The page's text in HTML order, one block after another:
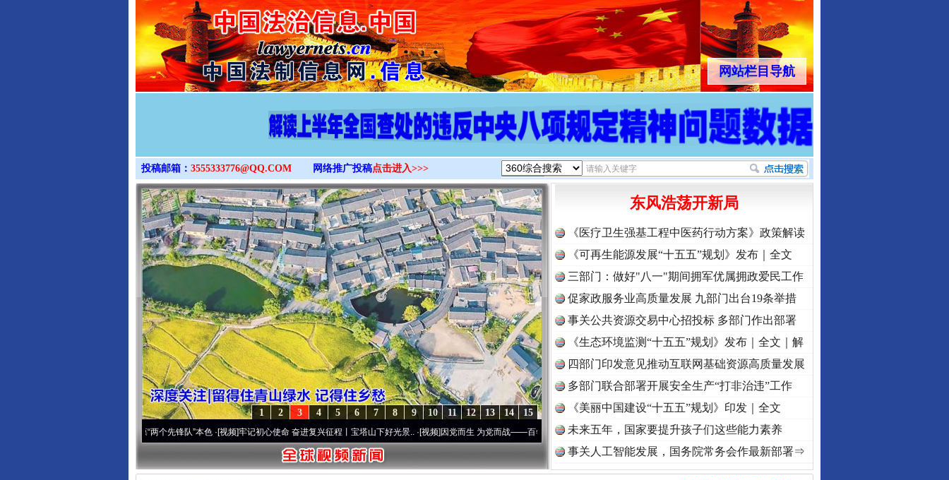
>
网站栏目导航
投稿邮箱： 3555333776@QQ.COM 网络推广投稿点击进入>>>
15
14
13
12
11
10
9
8
7
6
5
4
3
2
1
永葆“两个先锋队”本色·[视频]牢记初心使命 奋进复兴征程丨宝塔山下好光景..·[视频]因党而生 为党而战——百年“纪”事⑧加强纪律..·[视频]牢记初心使命 奋进复兴征程丨“转折之城”激荡..·[视频]
东风浩荡开新局
《医疗卫生强基工程中医药行动方案》政策解读
《可再生能源发展“十五五”规划》发布｜全文
三部门：做好"八一"期间拥军优属拥政爱民工作
促家政服务业高质量发展 九部门出台19条举措
事关公共资源交易中心招投标 多部门作出部署
《生态环境监测“十五五”规划》发布｜全文｜解
读
四部门印发意见推动互联网基础资源高质量发展
多部门联合部署开展安全生产“打非治违”工作
《美丽中国建设“十五五”规划》印发｜全文
未来五年，国家要提升孩子们这些能力素养
事关人工智能发展，国务院常务会作最新部署⇒